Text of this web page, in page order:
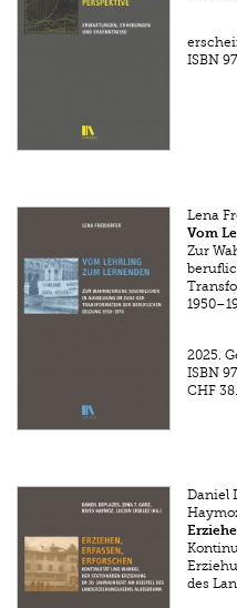
ISBN
Lena
Vom
Zur
2025.
ISBN
CHF
Daniel
des